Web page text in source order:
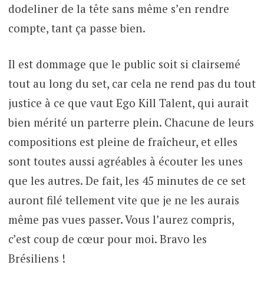
dodeliner de la tête sans même s’en rendre
compte, tant ça passe bien.
Il est dommage que le public soit si clairsemé
tout au long du set, car cela ne rend pas du tout
justice à ce que vaut Ego Kill Talent, qui aurait
bien mérité un parterre plein. Chacune de leurs
compositions est pleine de fraîcheur, et elles
sont toutes aussi agréables à écouter les unes
que les autres. De fait, les 45 minutes de ce set
auront filé tellement vite que je ne les aurais
même pas vues passer. Vous l’aurez compris,
c’est coup de cœur pour moi. Bravo les
Brésiliens !